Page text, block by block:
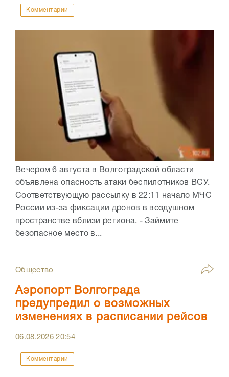
Комментарии
Вечером 6 августа в Волгоградской области
объявлена опасность атаки беспилотников ВСУ.
Соответствующую рассылку в 22:11 начало МЧС
России из-за фиксации дронов в воздушном
пространстве вблизи региона. - Займите
безопасное место в...
Общество
Аэропорт Волгограда
предупредил о возможных
изменениях в расписании рейсов
06.08.202620:54
Комментарии